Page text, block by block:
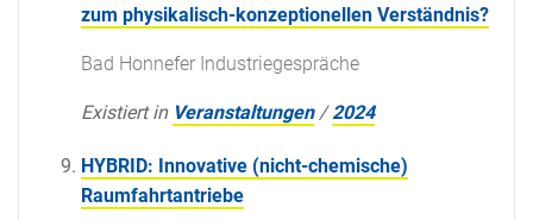
zum physikalisch-konzeptionellen Verständnis?
Bad Honnefer Industriegespräche
Existiert in Veranstaltungen /2024
HYBRID: Innovative (nicht-chemische)
Raumfahrtantriebe